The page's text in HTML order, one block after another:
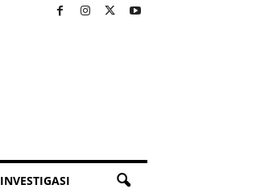
INVESTIGASI